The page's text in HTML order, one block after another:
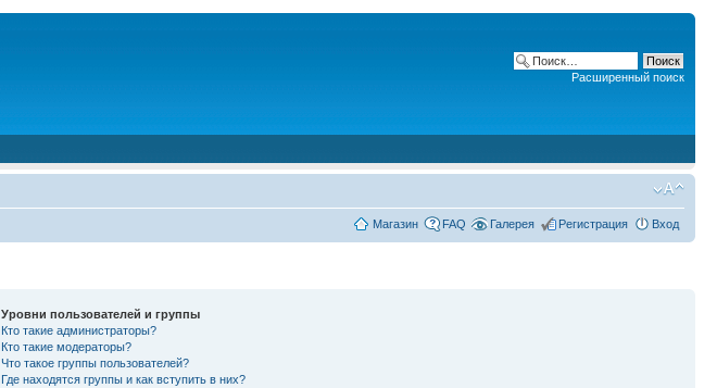
Расширенный поиск
Магазин FAQ Галерея Регистрация Вход
Уровни пользователей и группы
Кто такие администраторы?
Кто такие модераторы?
Что такое группы пользователей?
Где находятся группы и как вступить в них?